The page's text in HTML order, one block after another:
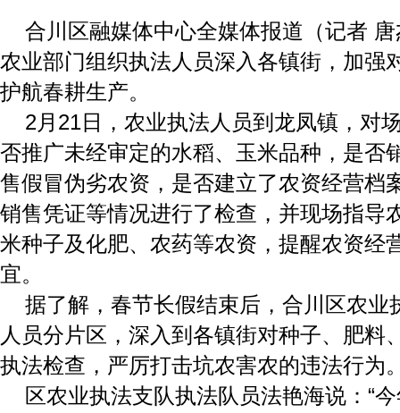
合川区融媒体中心全媒体报道（记者
农业部门组织执法人员深入各镇街，加强
护航春耕生产。
2月21日，农业执法人员到龙凤镇，对
否推广未经审定的水稻、玉米品种，是否
售假冒伪劣农资，是否建立了农资经营档
销售凭证等情况进行了检查，并现场指导
米种子及化肥、农药等农资，提醒农资经
宜。
据了解，春节长假结束后，合川区农业
人员分片区，深入到各镇街对种子、肥料
执法检查，严厉打击坑农害农的违法行为
区农业执法支队执法队员法艳海说：“